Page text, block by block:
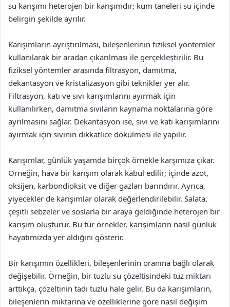
su karışımı heterojen bir karışımdır; kum taneleri su içinde
belirgin şekilde ayrılır.
Karışımların ayrıştırılması, bileşenlerinin fiziksel yöntemler
kullanılarak bir aradan çıkarılması ile gerçekleştirilir. Bu
fiziksel yöntemler arasında filtrasyon, damıtma,
dekantasyon ve kristalizasyon gibi teknikler yer alır.
Filtrasyon, katı ve sıvı karışımlarını ayırmak için
kullanılırken, damıtma sıvıların kaynama noktalarına göre
ayrılmasını sağlar. Dekantasyon ise, sıvı ve katı karışımlarını
ayırmak için sıvının dikkatlice dökülmesi ile yapılır.
Karışımlar, günlük yaşamda birçok örnekle karşımıza çıkar.
Örneğin, hava bir karışım olarak kabul edilir; içinde azot,
oksijen, karbondioksit ve diğer gazları barındırır. Ayrıca,
yiyecekler de karışımlar olarak değerlendirilebilir. Salata,
çeşitli sebzeler ve soslarla bir araya geldiğinde heterojen bir
karışım oluşturur. Bu tür örnekler, karışımların nasıl günlük
hayatımızda yer aldığını gösterir.
Bir karışımın özellikleri, bileşenlerinin oranına bağlı olarak
değişebilir. Örneğin, bir tuzlu su çözeltisindeki tuz miktarı
arttıkça, çözeltinin tadı tuzlu hale gelir. Bu da karışımların,
bileşenlerin miktarına ve özelliklerine göre nasıl değişim